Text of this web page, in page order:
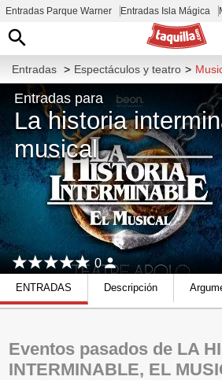
Entradas Parque Warner Entradas Isla Mágica
Entradas > Espectáculos y teatro >
Entradas para
La historia
musical
0
ENTRADAS Descripción
Eventos pasados de LA
INTERMINABLE, EL